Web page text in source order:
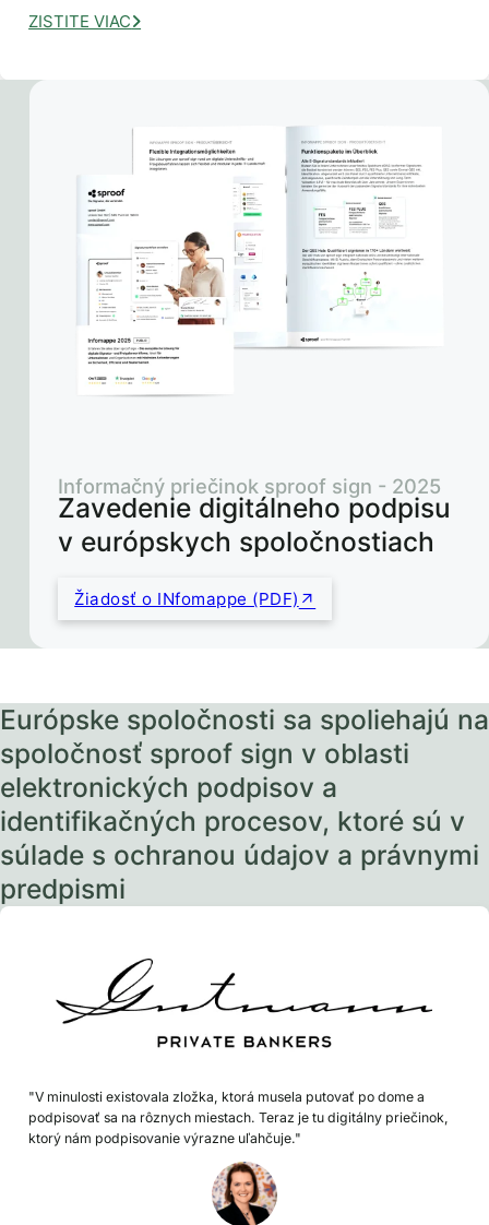
ZISTITE VIAC
Zavedenie digitálneho podpisu
v európskych spoločnostiach
Informačný priečinok sproof sign - 2025
Žiadosť o INfomappe (PDF)
Európske spoločnosti sa spoliehajú na
spoločnosť sproof sign v oblasti
elektronických podpisov a
identifikačných procesov, ktoré sú v
súlade s ochranou údajov a právnymi
predpismi
"V minulosti existovala zložka, ktorá musela putovať po dome a
podpisovať sa na rôznych miestach. Teraz je tu digitálny priečinok,
ktorý nám podpisovanie výrazne uľahčuje."